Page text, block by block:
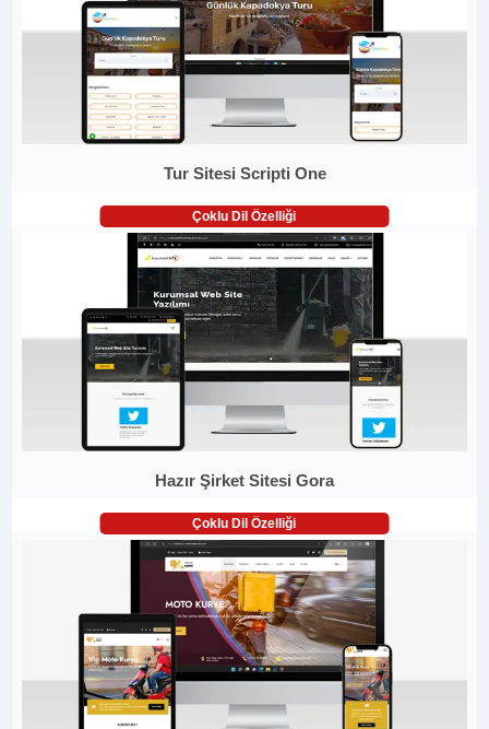
Tur Sitesi Scripti One
Çoklu Dil Özelliği
Hazır Şirket Sitesi Gora
Çoklu Dil Özelliği